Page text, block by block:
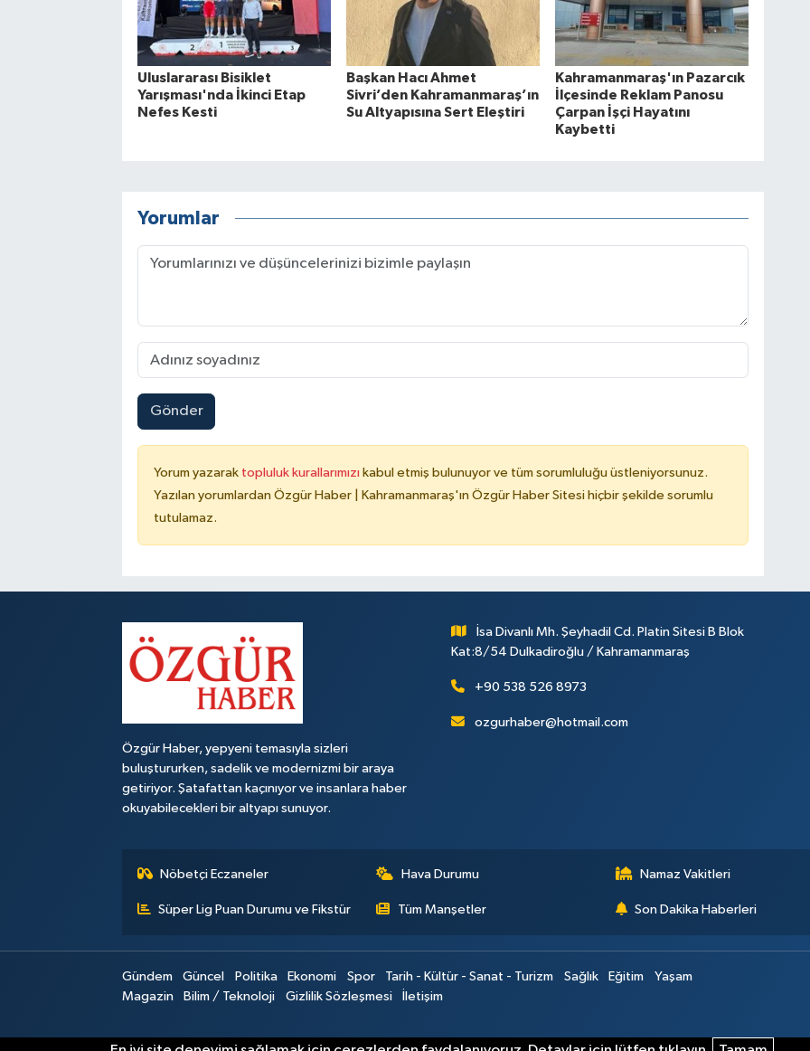
Uluslararası Bisiklet
Yarışması'nda İkinci Etap
Nefes Kesti
Başkan Hacı Ahmet
Sivri’den Kahramanmaraş’ın
Su Altyapısına Sert Eleştiri
Kahramanmaraş'ın Pazarcık
İlçesinde Reklam Panosu
Çarpan İşçi Hayatını
Kaybetti
Yorumlar
Gönder
Yorum yazarak topluluk kurallarımızı kabul etmiş bulunuyor ve tüm sorumluluğu üstleniyorsunuz.
Yazılan yorumlardan Özgür Haber | Kahramanmaraş'ın Özgür Haber Sitesi hiçbir şekilde sorumlu
tutulamaz.
Özgür Haber, yepyeni temasıyla sizleri
buluştururken, sadelik ve modernizmi bir araya
getiriyor. Şatafattan kaçınıyor ve insanlara haber
okuyabilecekleri bir altyapı sunuyor.
İsa Divanlı Mh. Şeyhadil Cd. Platin Sitesi B Blok
Kat:8/54 Dulkadiroğlu / Kahramanmaraş
+90 538 526 8973
ozgurhaber@hotmail.com
Nöbetçi Eczaneler Hava Durumu Namaz Vakitleri
Süper Lig Puan Durumu ve Fikstür Tüm Manşetler Son Dakika Haberleri
Gündem Güncel Politika Ekonomi Spor Tarih - Kültür - Sanat - Turizm Sağlık Eğitim
Yaşam
Magazin
Bilim / Teknoloji Gizlilik Sözleşmesi İletişim